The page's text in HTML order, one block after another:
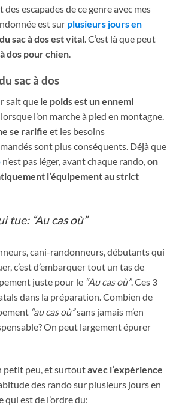
escapades de ce genre avec mes
est sur plusieurs jours en
sac à dos est vital . C’est là que peut
dos pour chien
sac à dos
sait que le poids est un ennemi
l’on marche à pied en montagne.
se rarifie et les besoins
sont plus conséquents. Déjà que
n’est pas léger, avant chaque rando,on
l’équipement au strict
tue: “Au cas où”
cani-randonneurs, débutants qui
c’est d’embarquer tout un tas de
juste pour le “Au cas où”. Ces 3
dans la préparation. Combien de
“au cas où”sans jamais m’en
On peut largement épurer
petit peu, et surtoutavec l’expérience
des rando sur plusieurs jours en
qui est de l’ordre du: